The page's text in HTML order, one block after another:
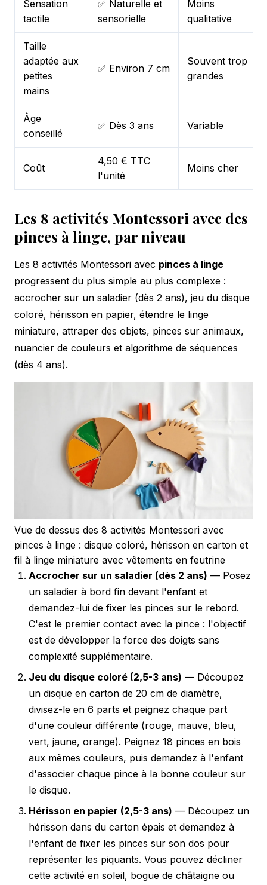
Sensation
tactile
✅ Naturelle et
sensorielle
Moins
qualitative
Taille
adaptée aux
petites
mains
✅ Environ 7 cm
Souvent trop
grandes
Âge
conseillé
✅ Dès 3 ans Variable
Coût
4,50 € TTC
l'unité
Moins cher
Les 8 activités Montessori avec des
pinces à linge, par niveau
Les 8 activités Montessori avec pinces à linge
progressent du plus simple au plus complexe :
accrocher sur un saladier (dès 2 ans), jeu du disque
coloré, hérisson en papier, étendre le linge
miniature, attraper des objets, pinces sur animaux,
nuancier de couleurs et algorithme de séquences
(dès 4 ans).
Vue de dessus des 8 activités Montessori avec
pinces à linge : disque coloré, hérisson en carton et
fil à linge miniature avec vêtements en feutrine
Accrocher sur un saladier (dès 2 ans) — Posez
un saladier à bord fin devant l'enfant et
demandez-lui de fixer les pinces sur le rebord.
C'est le premier contact avec la pince : l'objectif
est de développer la force des doigts sans
complexité supplémentaire.
Jeu du disque coloré (2,5-3 ans) — Découpez
un disque en carton de 20 cm de diamètre,
divisez-le en 6 parts et peignez chaque part
d'une couleur différente (rouge, mauve, bleu,
vert, jaune, orange). Peignez 18 pinces en bois
aux mêmes couleurs, puis demandez à l'enfant
d'associer chaque pince à la bonne couleur sur
le disque.
Hérisson en papier (2,5-3 ans) — Découpez un
hérisson dans du carton épais et demandez à
l'enfant de fixer les pinces sur son dos pour
représenter les piquants. Vous pouvez décliner
cette activité en soleil, bogue de châtaigne ou